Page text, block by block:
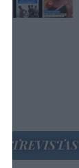
ENTREVISTAS